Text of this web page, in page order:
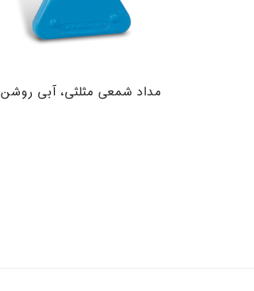
مداد شمعی مثلثی، آبی روشن